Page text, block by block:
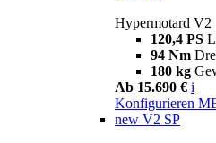
Hypermotard V2
120,4 PS
94 Nm
180 kg
Ab 15.690 € i
Konfigurieren
new V2 SP